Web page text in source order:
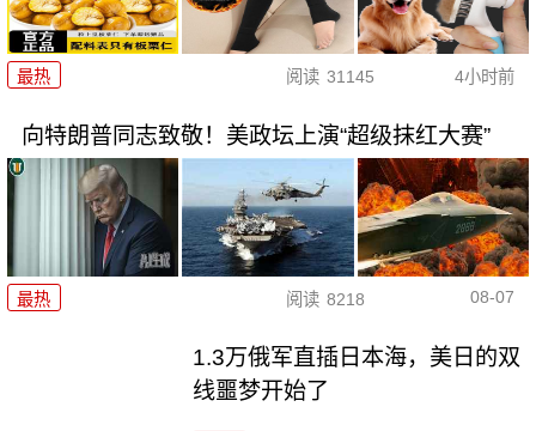
最热 阅读 31145 4小时前
向特朗普同志致敬！美政坛上演“超级抹红大赛”
最热 阅读 8218 08-07
1.3万俄军直插日本海，美日的双
线噩梦开始了